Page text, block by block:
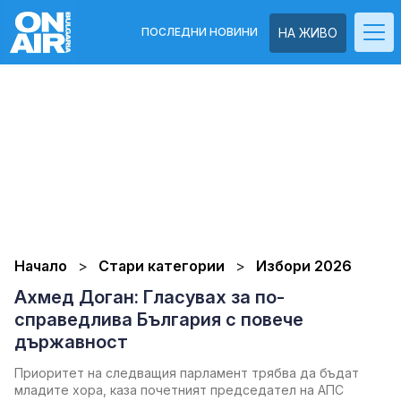
НА ЖИВО
ПОСЛЕДНИ НОВИНИ
Начало Стари категории Избори 2026
Ахмед Доган: Гласувах за по-
справедлива България с повече
държавност
Приоритет на следващия парламент трябва да бъдат
младите хора, каза почетният председател на АПС